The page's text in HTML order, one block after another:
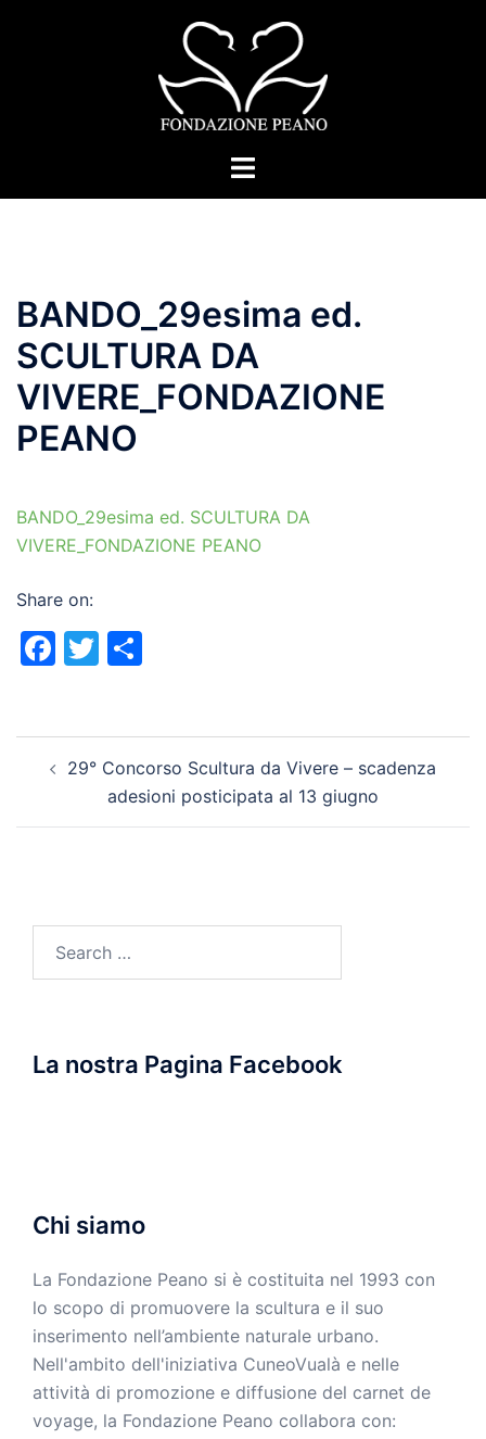
Toggle
BANDO_29esima ed.
SCULTURA DA
VIVERE_FONDAZIONE
PEANO
BANDO_29esima ed. SCULTURA DA
VIVERE_FONDAZIONE PEANO
Share on:
Facebook
Twitter
navigation
29° Concorso Scultura da Vivere – scadenza
adesioni posticipata al 13 giugno
La nostra Pagina Facebook
Chi siamo
La Fondazione Peano si è costituita nel 1993 con
lo scopo di promuovere la scultura e il suo
inserimento nell’ambiente naturale urbano.
Nell'ambito dell'iniziativa CuneoVualà e nelle
attività di promozione e diffusione del carnet de
voyage, la Fondazione Peano collabora con: